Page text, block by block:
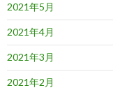
2021年5月
2021年4月
2021年3月
2021年2月